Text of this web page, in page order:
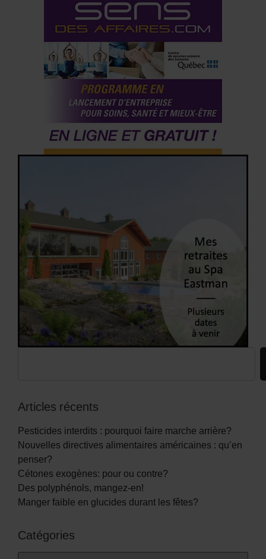
Articles récents
Pesticides interdits : pourquoi faire marche arrière?
Nouvelles directives alimentaires américaines : qu’en
penser?
Cétones exogènes: pour ou contre?
Des polyphénols, mangez-en!
Manger faible en glucides durant les fêtes?
Catégories